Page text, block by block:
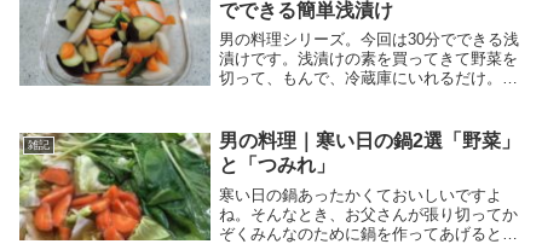
でできる簡単浅漬け
男の料理シリーズ。今回は30分でできる浅
漬けです。浅漬けの素を買ってきて野菜を
切って、もんで、冷蔵庫にいれるだけ。漬
間違いない。浅漬け好きのお父さんは必見
です。
雑記
男の料理｜寒い日の鍋2選「野菜」
と「つみれ」
寒い日の鍋あったかくておいしいですよ
ね。そんなとき、お父さんが張り切ってか
ぞくみんなのために鍋を作ってあげるとい